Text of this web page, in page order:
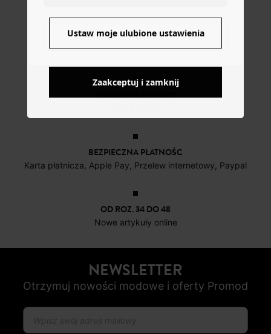
NO
DOSTAWA DO PACZKOMATÓW
4 do 6 dni roboczych
DARMOWE ZWROTY
BEZPIECZNA PŁATNOŚC
Karta płatnicza, Apple Pay, Przelew internetowy, Paypal
OD ROZ. 34 DO 48
Nowe artykuły online
NEWSLETTER
Otrzymuj nowości modowe i oferty Promod
Ustaw moje ulubione ustawienia
Zaakceptuj i zamknij